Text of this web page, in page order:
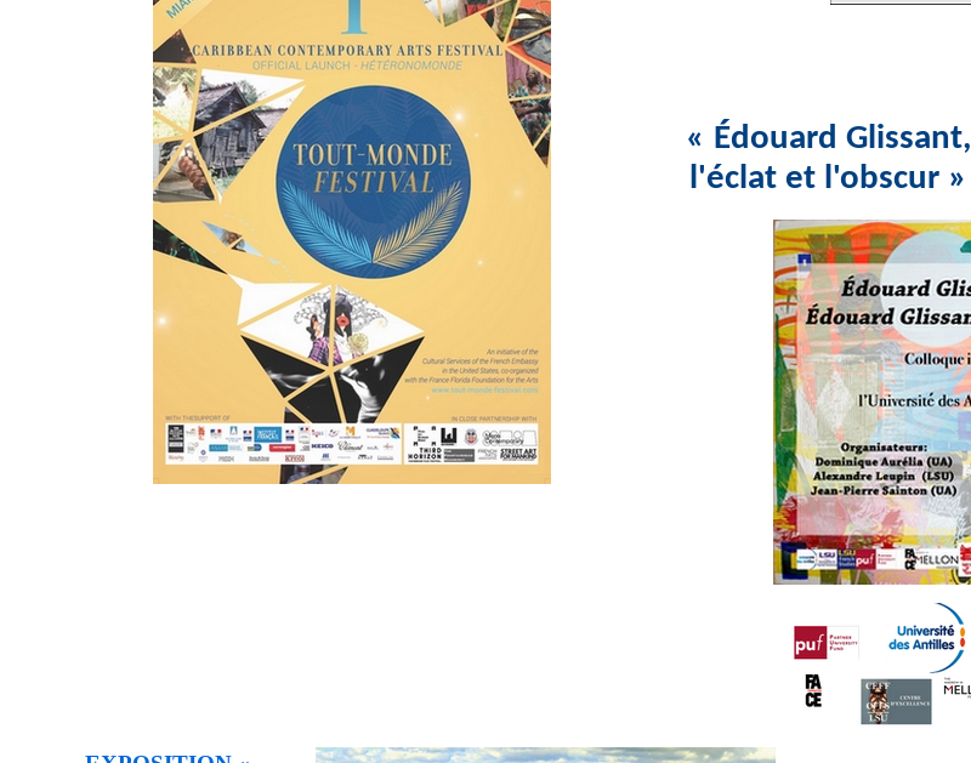
« Édouard Glissant,
l'éclat et l'obscur »